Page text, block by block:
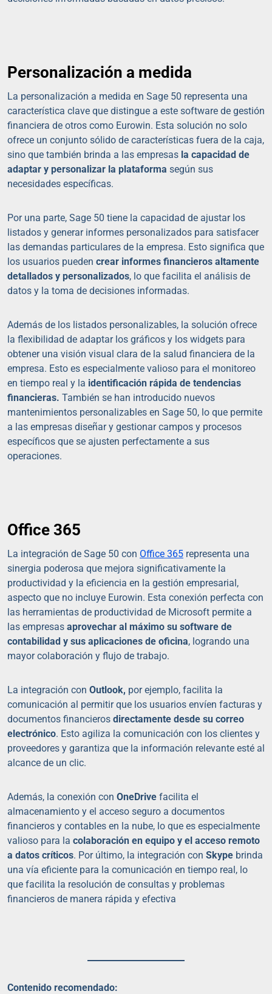
Personalización a medida
La personalización a medida en Sage 50 representa una
característica clave que distingue a este software de gestión
financiera de otros como Eurowin. Esta solución no solo
ofrece un conjunto sólido de características fuera de la caja,
sino que también brinda a las empresas la capacidad de
adaptar y personalizar la plataforma según sus
necesidades específicas.
Por una parte, Sage 50 tiene la capacidad de ajustar los
listados y generar informes personalizados para satisfacer
las demandas particulares de la empresa. Esto significa que
los usuarios pueden crear informes financieros altamente
detallados y personalizados, lo que facilita el análisis de
datos y la toma de decisiones informadas.
Además de los listados personalizables, la solución ofrece
la flexibilidad de adaptar los gráficos y los widgets para
obtener una visión visual clara de la salud financiera de la
empresa. Esto es especialmente valioso para el monitoreo
en tiempo real y la identificación rápida de tendencias
financieras. También se han introducido nuevos
mantenimientos personalizables en Sage 50, lo que permite
a las empresas diseñar y gestionar campos y procesos
específicos que se ajusten perfectamente a sus
operaciones.
Office 365
La integración de Sage 50 con Office 365 representa una
sinergia poderosa que mejora significativamente la
productividad y la eficiencia en la gestión empresarial,
aspecto que no incluye Eurowin. Esta conexión perfecta con
las herramientas de productividad de Microsoft permite a
las empresas aprovechar al máximo su software de
contabilidad y sus aplicaciones de oficina, logrando una
mayor colaboración y flujo de trabajo.
La integración con Outlook, por ejemplo, facilita la
comunicación al permitir que los usuarios envíen facturas y
documentos financieros directamente desde su correo
electrónico. Esto agiliza la comunicación con los clientes y
proveedores y garantiza que la información relevante esté al
alcance de un clic.
Además, la conexión con OneDrive facilita el
almacenamiento y el acceso seguro a documentos
financieros y contables en la nube, lo que es especialmente
valioso para la colaboración en equipo y el acceso remoto
a datos críticos. Por último, la integración con Skype brinda
una vía eficiente para la comunicación en tiempo real, lo
que facilita la resolución de consultas y problemas
financieros de manera rápida y efectiva
Contenido recomendado: